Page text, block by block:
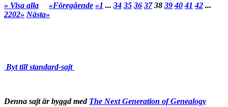
» Visa alla «Föregående «1 ... 34 35 36 37 38 39 40 41 42 ...
2202» Nästa»
Byt till standard-sajt
Denna sajt är byggd med The Next Generation of Genealogy